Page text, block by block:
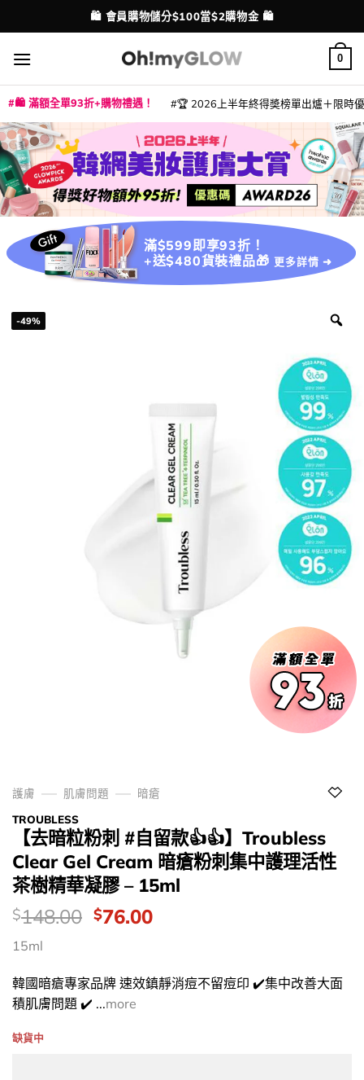
to
content
配送港澳
💳 支援消費券、FPS、八達通、PAYME、信用卡付款
0
🛍️ 滿額全單93折+購物禮遇！ 🏆 2026上半年終得奬榜單出爐＋限時
滿$599即享93折！
+送$480貨裝禮品🎁 更多詳情 ➜
-49%
護膚 肌膚問題
暗瘡
TROUBLESS
【去暗粒粉刺 #自留款👍👍】Troubless
Clear Gel Cream 暗瘡粉刺集中護理活性
茶樹精華凝膠 – 15ml
價
錢：
$148.00 Original
$148.00.
$76.00Current
$76.00.
15ml
韓國暗瘡專家品牌 速效鎮靜消痘不留痘印 ✔️集中改善大面
積肌膚問題 ✔️ ...more
缺貨中